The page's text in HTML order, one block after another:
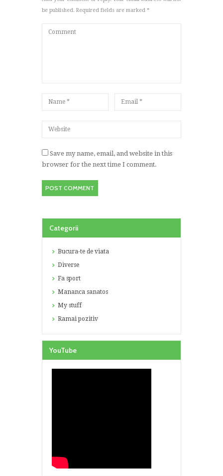
be published. Required fields are marked *
Save my name, email, and website in this
browser for the next time I comment.
Categorii
Bucura-te de viata
Diverse
Fa sport
Mananca sanatos
My stuff
Ramai pozitiv
YouTube